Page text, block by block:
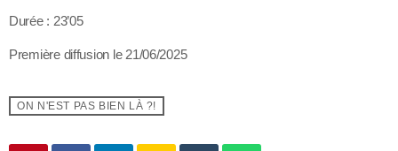
Durée : 23’05
Première diffusion le 21/06/2025
ON N'EST PAS BIEN LÀ ?!